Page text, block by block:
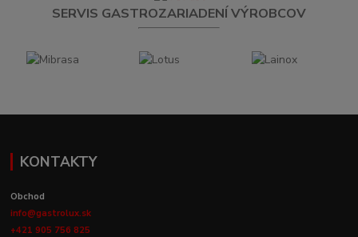
SERVIS GASTROZARIADENÍ VÝROBCOV
KONTAKTY
Obchod
info@gastrolux.sk
+421 905 756 825